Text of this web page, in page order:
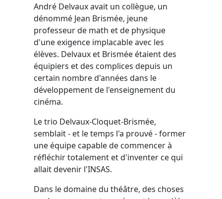
André Delvaux avait un collègue, un
dénommé Jean Brismée, jeune
professeur de math et de physique
d'une exigence implacable avec les
élèves. Delvaux et Brismée étaient des
équipiers et des complices depuis un
certain nombre d'années dans le
développement de l'enseignement du
cinéma.
Le trio Delvaux-Cloquet-Brismée,
semblait - et le temps l'a prouvé - former
une équipe capable de commencer à
réfléchir totalement et d'inventer ce qui
allait devenir l'INSAS.
Dans le domaine du théâtre, des choses